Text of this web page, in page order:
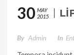
30 MAY
2015
By Admin In